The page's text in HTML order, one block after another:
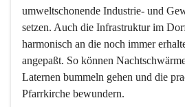
umweltschonende Industrie- und
setzen. Auch die Infrastruktur im
harmonisch an die noch immer
angepaßt. So können
Laternen bummeln gehen und die
Pfarrkirche bewundern.